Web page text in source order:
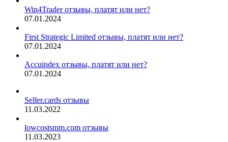
Win4Trader отзывы, платят или нет?
07.01.2024
First Strategic Limited отзывы, платят или нет?
07.01.2024
Accuindex отзывы, платят или нет?
07.01.2024
Seller.cards отзывы
11.03.2022
lowcostsmm.com отзывы
11.03.2023